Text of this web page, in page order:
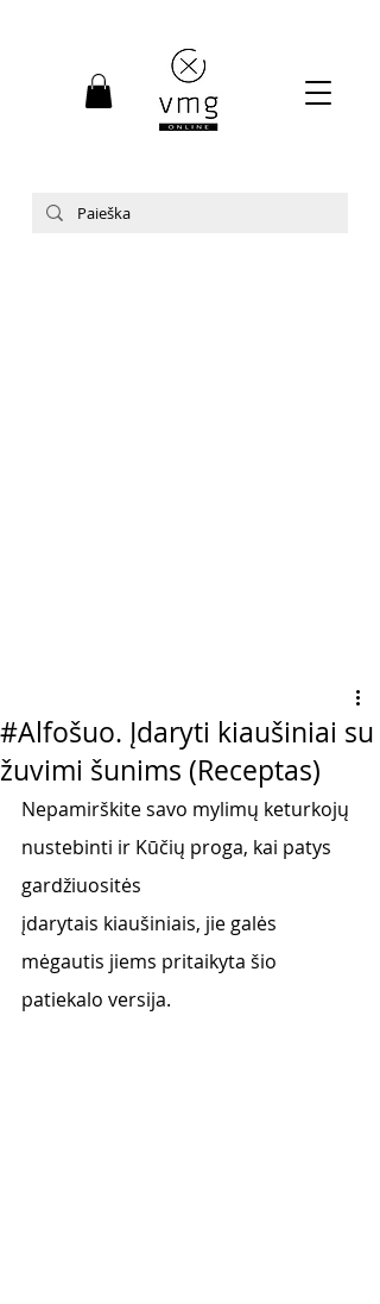
#Alfošuo. Įdaryti kiaušiniai su
žuvimi šunims (Receptas)
Nepamirškite savo mylimų keturkojų
nustebinti ir Kūčių proga, kai patys
gardžiuositės
įdarytais kiaušiniais, jie galės
mėgautis jiems pritaikyta šio
patiekalo versija.